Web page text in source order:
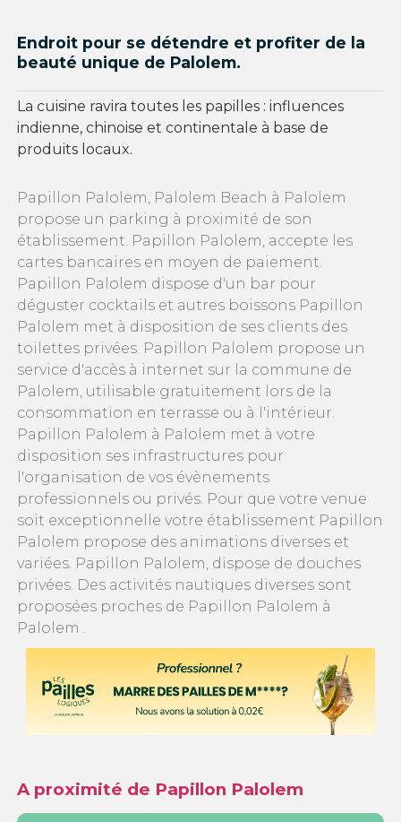
Endroit pour se détendre et profiter de la
beauté unique de Palolem.
La cuisine ravira toutes les papilles : influences
indienne, chinoise et continentale à base de
produits locaux.
Papillon Palolem, Palolem Beach à Palolem
propose un parking à proximité de son
établissement. Papillon Palolem, accepte les
cartes bancaires en moyen de paiement.
Papillon Palolem dispose d'un bar pour
déguster cocktails et autres boissons Papillon
Palolem met à disposition de ses clients des
toilettes privées. Papillon Palolem propose un
service d'accès à internet sur la commune de
Palolem, utilisable gratuitement lors de la
consommation en terrasse ou à l'intérieur.
Papillon Palolem à Palolem met à votre
disposition ses infrastructures pour
l'organisation de vos évènements
professionnels ou privés. Pour que votre venue
soit exceptionnelle votre établissement Papillon
Palolem propose des animations diverses et
variées. Papillon Palolem, dispose de douches
privées. Des activités nautiques diverses sont
proposées proches de Papillon Palolem à
Palolem .
A proximité de Papillon Palolem